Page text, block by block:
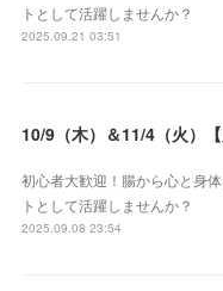
トとして活躍しませんか？
2025.09.21 03:51
初心者大歓迎！腸から心と身
トとして活躍しませんか？
2025.09.08 23:54